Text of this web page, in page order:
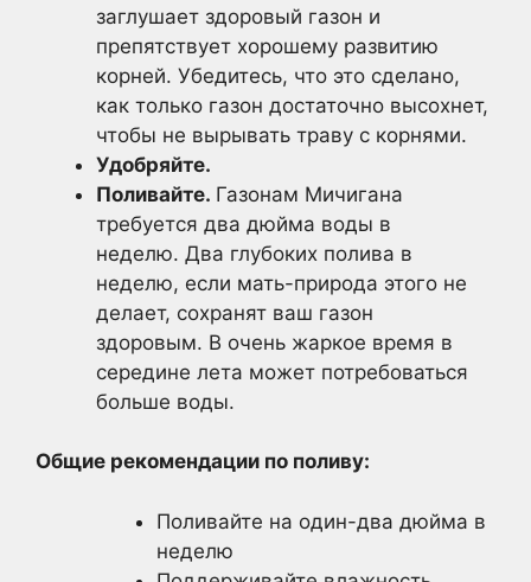
заглушает здоровый газон и
препятствует хорошему развитию
корней. Убедитесь, что это сделано,
как только газон достаточно высохнет,
чтобы не вырывать траву с корнями.
Удобряйте.
Поливайте. Газонам Мичигана
требуется два дюйма воды в
неделю. Два глубоких полива в
неделю, если мать-природа этого не
делает, сохранят ваш газон
здоровым. В очень жаркое время в
середине лета может потребоваться
больше воды.
Общие рекомендации по поливу:
Поливайте на один-два дюйма в
неделю